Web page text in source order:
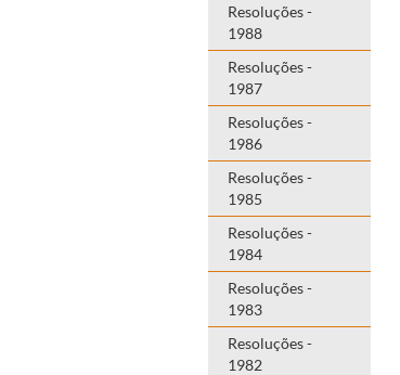
Resoluções -
1988
Resoluções -
1987
Resoluções -
1986
Resoluções -
1985
Resoluções -
1984
Resoluções -
1983
Resoluções -
1982